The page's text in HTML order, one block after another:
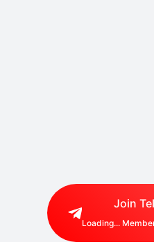
Join
Loading...